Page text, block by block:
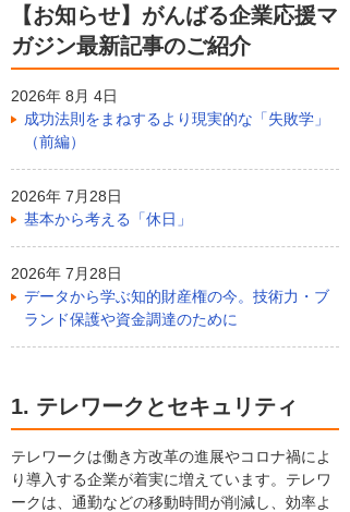
【お知らせ】がんばる企業応援マ
ガジン最新記事のご紹介
2026年 8月 4日
成功法則をまねするより現実的な「失敗学」
（前編）
2026年 7月28日
基本から考える「休日」
2026年 7月28日
データから学ぶ知的財産権の今。技術力・ブ
ランド保護や資金調達のために
1. テレワークとセキュリティ
テレワークは働き方改革の進展やコロナ禍によ
り導入する企業が着実に増えています。テレワ
ークは、通勤などの移動時間が削減し、効率よ